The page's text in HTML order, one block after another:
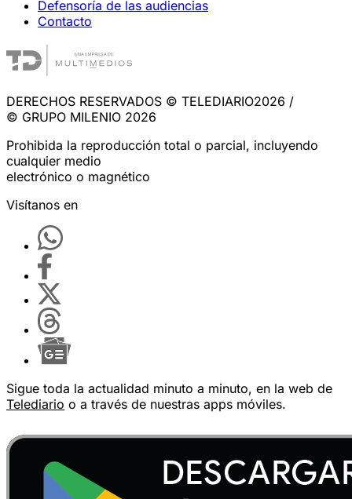
Defensoría de las audiencias
Contacto
DERECHOS RESERVADOS © TELEDIARIO2026 /
© GRUPO MILENIO 2026
Prohibida la reproducción total o parcial, incluyendo
cualquier medio
electrónico o magnético
Visítanos en
Sigue toda la actualidad minuto a minuto, en la web de
Telediario o a través de nuestras apps móviles.